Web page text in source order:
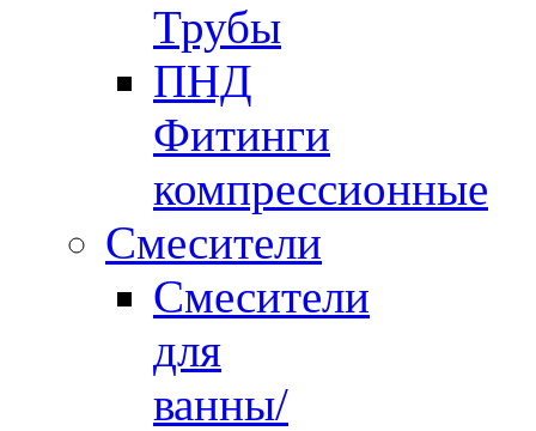
Трубы
ПНД
Фитинги
компрессионные
Смесители
Смесители
для
ванны/